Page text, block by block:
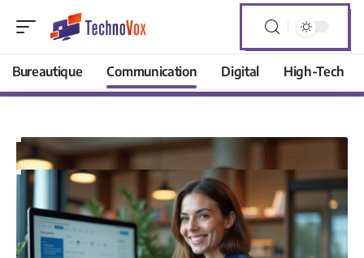
Bureautique Communication Digital High-Tech